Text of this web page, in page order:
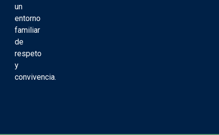
un
entorno
familiar
de
respeto
y
convivencia.